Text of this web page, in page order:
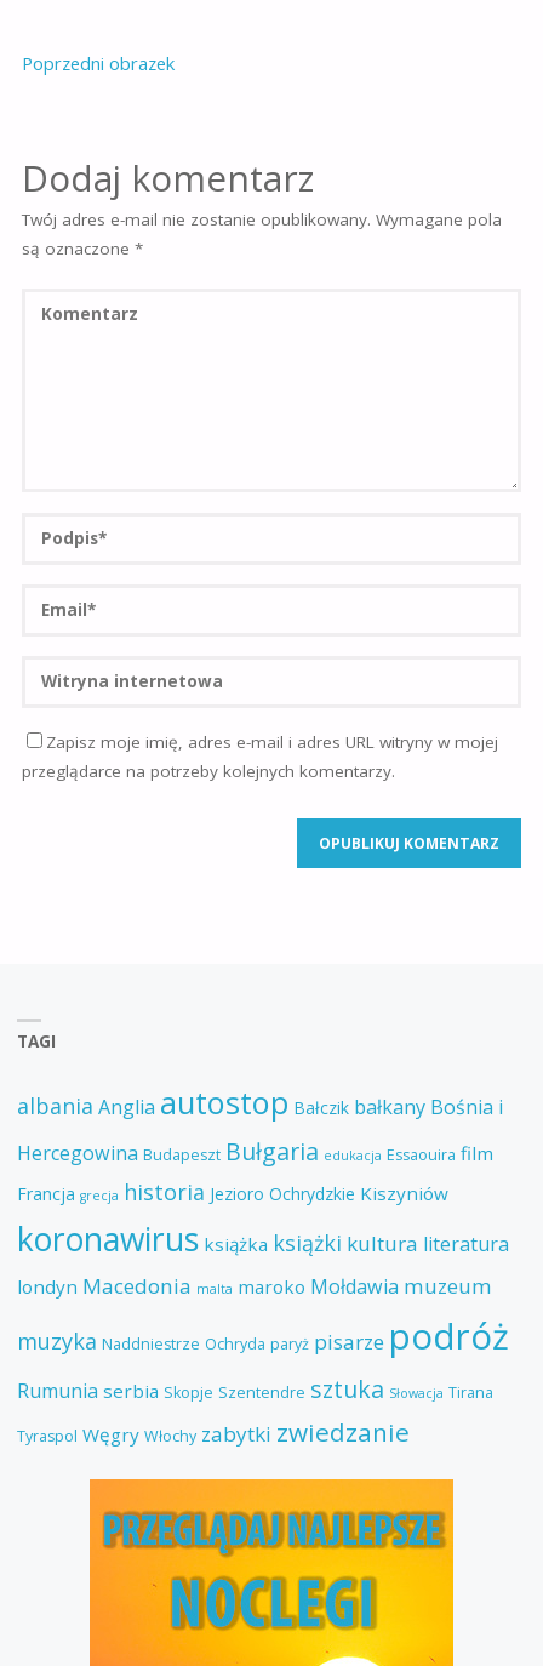
Poprzedni obrazek
Dodaj komentarz
Twój adres e-mail nie zostanie opublikowany. Wymagane pola
są oznaczone *
Zapisz moje imię, adres e-mail i adres URL witryny w mojej
przeglądarce na potrzeby kolejnych komentarzy.
TAGI
albania Anglia autostop Bałczik bałkany Bośnia i
Hercegowina Budapeszt Bułgaria edukacja Essaouira film
Francja grecja historia Jezioro Ochrydzkie Kiszyniów
koronawirus książka książki kultura literatura
londyn Macedonia malta maroko Mołdawia muzeum
muzyka Naddniestrze Ochryda paryż pisarze podróż
Rumunia serbia Skopje Szentendre sztuka Słowacja Tirana
Tyraspol Węgry Włochy zabytki zwiedzanie